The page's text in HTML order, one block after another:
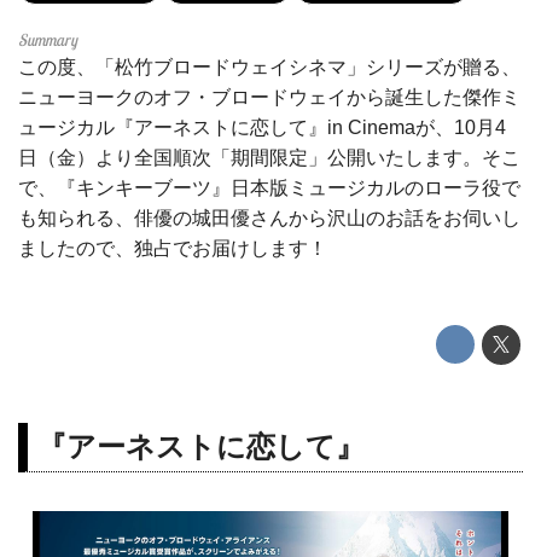
この度、「松竹ブロードウェイシネマ」シリーズが贈る、
ニューヨークのオフ・ブロードウェイから誕生した傑作ミ
ュージカル『アーネストに恋して』in Cinemaが、10月4
日（金）より全国順次「期間限定」公開いたします。そこ
で、『キンキーブーツ』日本版ミュージカルのローラ役で
も知られる、俳優の城田優さんから沢山のお話をお伺いし
ましたので、独占でお届けします！
『アーネストに恋して』